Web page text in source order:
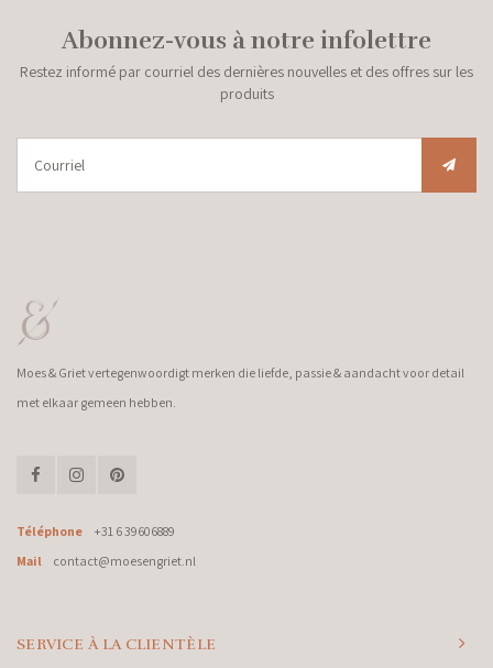
Abonnez-vous à notre infolettre
Restez informé par courriel des dernières nouvelles et des offres sur les
produits
Moes & Griet vertegenwoordigt merken die liefde, passie & aandacht voor detail
met elkaar gemeen hebben.
Téléphone
+31 6 39606889
Mail
contact@moesengriet.nl
SERVICE À LA CLIENTÈLE